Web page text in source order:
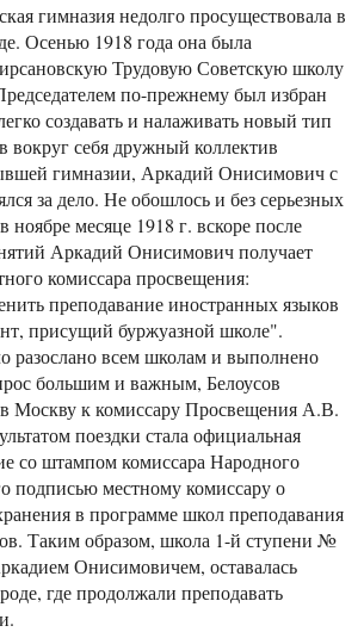
гимназия недолго просуществовала в
Осенью 1918 года она была
Трудовую Советскую школу
по-прежнему был избран
создавать и налаживать новый тип
вокруг себя дружный коллектив
гимназии, Аркадий Онисимович с
за дело. Не обошлось и без серьезных
ноябре месяце 1918 г. вскоре после
Аркадий Онисимович получает
комиссара просвещения:
преподавание иностранных языков
присущий буржуазной школе".
разослано всем школам и выполнено
большим и важным, Белоусов
Москву к комиссару Просвещения А.В.
поездки стала официальная
со штампом комиссара Народного
подписью местному комиссару о
в программе школ преподавания
Таким образом, школа 1-й ступени №
Онисимовичем, оставалась
где продолжали преподавать